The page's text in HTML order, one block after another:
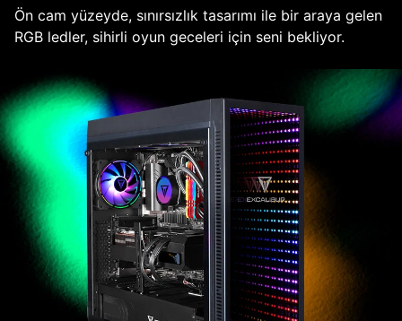
Ön cam yüzeyde, sınırsızlık tasarımı ile bir araya gelen
RGB ledler, sihirli oyun geceleri için seni bekliyor.